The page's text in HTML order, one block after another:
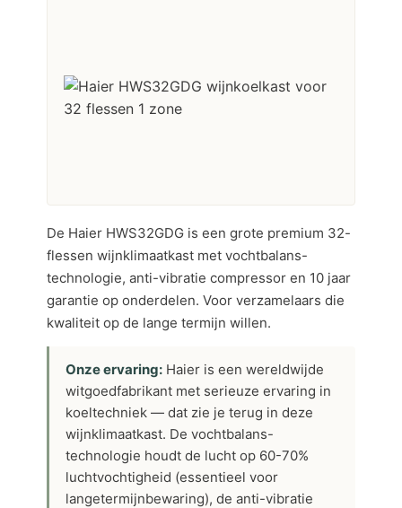
De Haier HWS32GDG is een grote premium 32-
flessen wijnklimaatkast met vochtbalans-
technologie, anti-vibratie compressor en 10 jaar
garantie op onderdelen. Voor verzamelaars die
kwaliteit op de lange termijn willen.
Onze ervaring: Haier is een wereldwijde
witgoedfabrikant met serieuze ervaring in
koeltechniek — dat zie je terug in deze
wijnklimaatkast. De vochtbalans-
technologie houdt de lucht op 60-70%
luchtvochtigheid (essentieel voor
langetermijnbewaring), de anti-vibratie